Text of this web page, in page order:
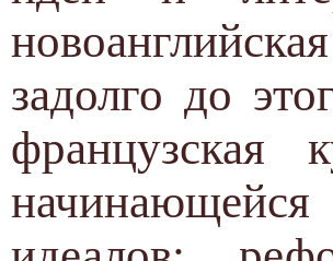
задолго до
французская